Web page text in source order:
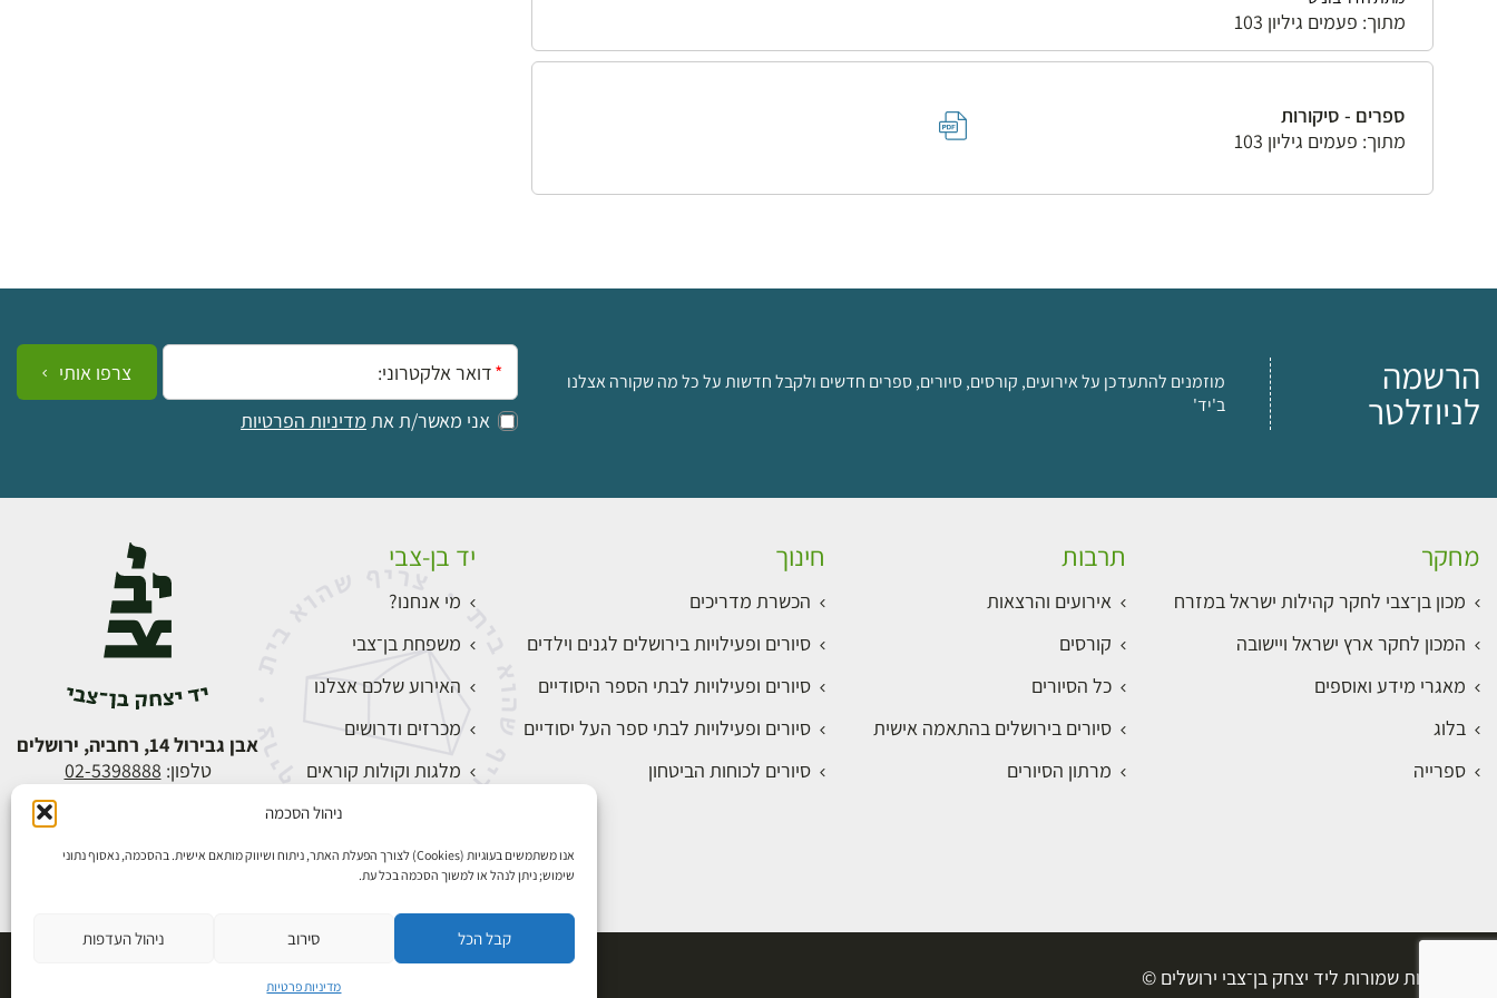
ניהול הסכמה
אנו משתמשים בעוגיות (Cookies) לצורך הפעלת האתר, ניתוח ושיווק מותאם אישית. בהסכמה, נאסוף נתוני
שימוש; ניתן לנהל או למשוך הסכמה בכל עת.
קבל הכל סירוב ניהול העדפות
מדיניות פרטיות
מתוך: פעמים גיליון 103
ספרים - סיקורות
מתוך: פעמים גיליון 103
הרשמה
לניוזלטר
מוזמנים להתעדכן על אירועים, קורסים, סיורים, ספרים חדשים ולקבל חדשות על כל מה שקורה אצלנו
ב'יד'
אימייל:
אני מאשר/ת את מדיניות הפרטיות
צרפו אותי
מחקר
מכון בן־צבי לחקר קהילות ישראל במזרח
המכון לחקר ארץ ישראל ויישובה
מאגרי מידע ואוספים
בלוג
ספרייה
תרבות
אירועים והרצאות
קורסים
כל הסיורים
סיורים בירושלים בהתאמה אישית
מרתון הסיורים
חינוך
הכשרת מדריכים
סיורים ופעילויות בירושלים לגנים וילדים
סיורים ופעילויות לבתי הספר היסודיים
סיורים ופעילויות לבתי ספר העל יסודיים
סיורים לכוחות הביטחון
יד בן-צבי
מי אנחנו?
משפחת בן־צבי
האירוע שלכם אצלנו
מכרזים ודרושים
מלגות וקולות קוראים
התחברות
אבן גבירול 14, רחביה, ירושלים
טלפון: 02-5398888
כל הזכויות שמורות ליד יצחק בן־צבי ירושלים ©